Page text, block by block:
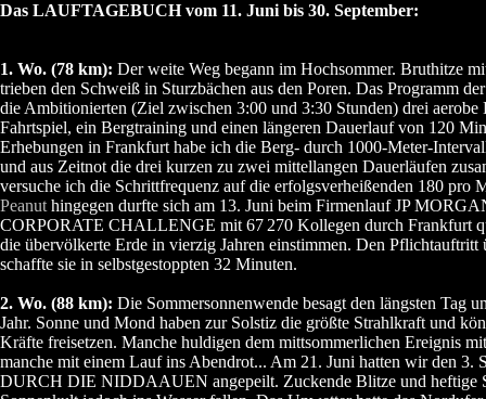
Das LAUFTAGEBUCH vom 11. Juni bis 30. September:
1. Wo. (78 km): Der weite Weg begann im Hochsommer. Bruthitze
trieben den Schweiß in Sturzbächen aus den Poren. Das Programm
die Ambitionierten (Ziel zwischen 3:00 und 3:30 Stunden) drei aerobe
Fahrtspiel, ein Bergtraining und einen längeren Dauerlauf von 120
Erhebungen in Frankfurt habe ich die Berg- durch 1000-Meter-
und aus Zeitnot die drei kurzen zu zwei mittellangen Dauerläufen
versuche ich die Schrittfrequenz auf die erfolgsverheißenden 180 pro
Peanut hingegen durfte sich am 13. Juni beim Firmenlauf JP
CORPORATE CHALLENGE mit 67 270 Kollegen durch Frankfurt
die übervölkerte Erde in vierzig Jahren einstimmen. Den Pflichtauftritt
schaffte sie in selbstgestoppten 32 Minuten.
2. Wo. (88 km): Die Sommersonnenwende besagt den längsten Tag
Jahr. Sonne und Mond haben zur Solstiz die größte Strahlkraft und
Kräfte freisetzen. Manche huldigen dem mittsommerlichen Ereignis
manche mit einem Lauf ins Abendrot... Am 21. Juni hatten wir den
DURCH DIE NIDDAAUEN angepeilt. Zuckende Blitze und heftige